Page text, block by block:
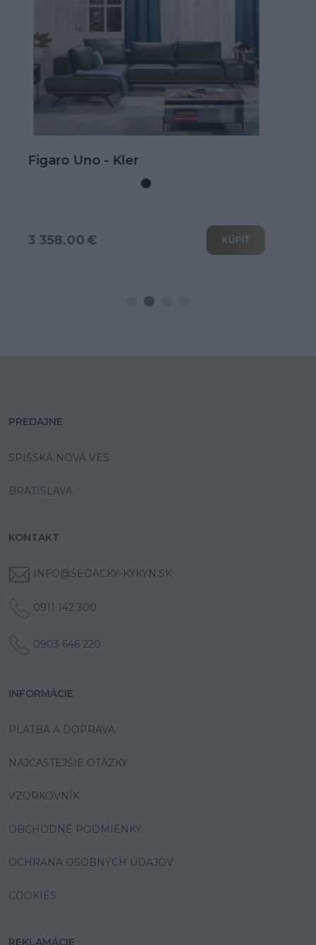
Kožená rohová sedačka Goya s
rozkladom na spanie
3 802.00 € KÚPIŤ
PREDAJNE
SPIŠSKÁ NOVÁ VES
BRATISLAVA
KONTAKT
INFO@SEDACKY-KYKYN.SK
0911 142 300
0903 646 220
INFORMÁCIE
PLATBA A DOPRAVA
NAJČASTEJŠIE OTÁZKY
VZORKOVNÍK
OBCHODNÉ PODMIENKY
OCHRANA OSOBNÝCH ÚDAJOV
COOKIES
REKLAMÁCIE